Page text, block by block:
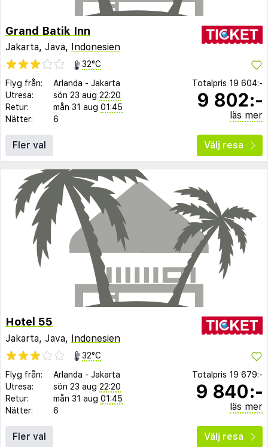
Grand Batik Inn
Jakarta, Java, Indonesien
32°C
Flyg från:
Arlanda - Jakarta
Utresa:
sön 23 aug 22:20
Retur:
mån 31 aug 01:45
Nätter:
6
Totalpris 19 604:-
9 802:-
läs mer
Fler val Välj resa
Hotel 55
Jakarta, Java, Indonesien
32°C
Flyg från:
Arlanda - Jakarta
Utresa:
sön 23 aug 22:20
Retur:
mån 31 aug 01:45
Nätter:
6
Totalpris 19 679:-
9 840:-
läs mer
Fler val Välj resa